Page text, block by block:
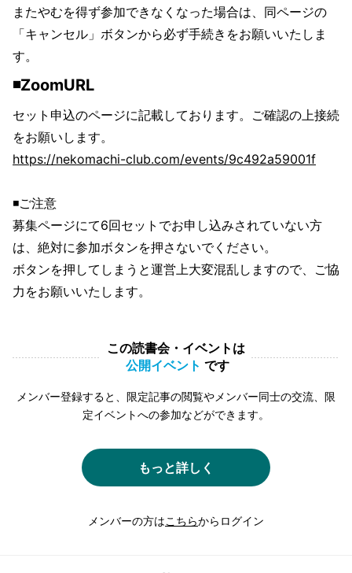
またやむを得ず参加できなくなった場合は、同ページの
「キャンセル」ボタンから必ず手続きをお願いいたしま
す。
◾️ZoomURL
セット申込のページに記載しております。ご確認の上接続
をお願いします。
https://nekomachi-club.com/events/9c492a59001f
◾️ご注意
募集ページにて6回セットでお申し込みされていない方
は、絶対に参加ボタンを押さないでください。
ボタンを押してしまうと運営上大変混乱しますので、ご協
力をお願いいたします。
この読書会・イベントは
公開イベント です
メンバー登録すると、限定記事の閲覧やメンバー同士の交流、限
定イベントへの参加などができます。
もっと詳しく
メンバーの方はこちらからログイン